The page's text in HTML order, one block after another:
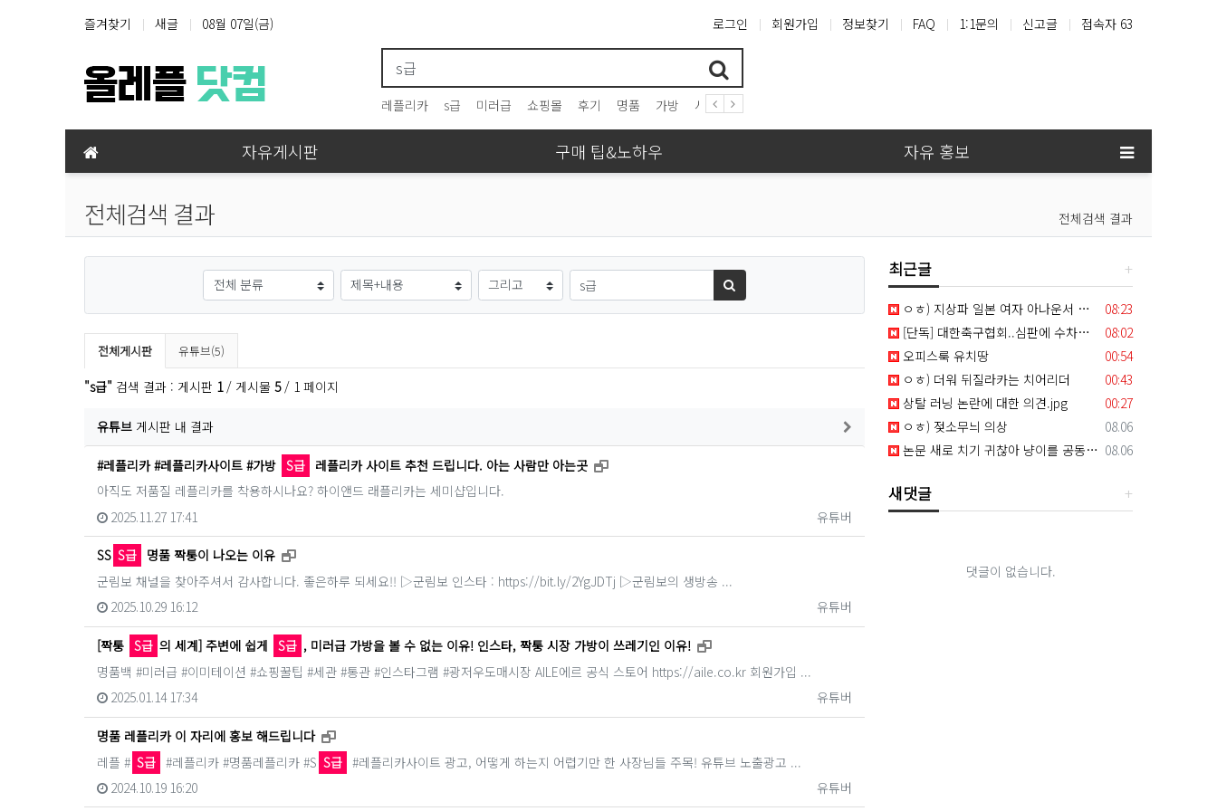
상단 네비
즐겨찾기 새글 08월 07일(금) 로그인 회원가입 정보찾기 FAQ 1:1문의 신고글 접속자 63
레플리카 s급 미러급 쇼핑몰 후기 명품 가방 시계 프라다
메인 메뉴 자유게시판 구매 팁&노하우 자유 홍보
전체검색 결과 전체검색 결과
그룹 검색조건 검색방법
검색어
검색하기
검색 게시판 목록
전체게시판 유튜브(5)
"s급" 검색 결과 : 게시판 1/ 게시물 5/ 1 페이지
유튜브 게시판 내 결과 게시판에서 더보기
#레플리카 #레플리카사이트 #가방 S급 레플리카 사이트 추천 드립니다. 아는 사람만 아는곳
새창으로 보기
아직도 저품질 레플리카를 착용하시나요? 하이앤드 래플리카는 세미샵입니다.
유튜버
2025.11.27 17:41
SS S급 명품 짝퉁이 나오는 이유
새창으로 보기
군림보 채널을 찾아주셔서 감사합니다. 좋은하루 되세요!! ▷군림보 인스타 : https://bit.ly/2YgJDTj ▷군림보의 생방송 ...
유튜버
2025.10.29 16:12
[짝퉁 S급 의 세계] 주변에 쉽게 S급 , 미러급 가방을 볼 수 없는 이유! 인스타, 짝퉁 시장 가방이 쓰레기인 이유!
새창으로 보기
명품백 #미러급 #이미테이션 #쇼핑꿀팁 #세관 #통관 #인스타그램 #광저우도매시장 AILE에르 공식 스토어 https://aile.co.kr 회원가입 ...
유튜버
2025.01.14 17:34
명품 레플리카 이 자리에 홍보 해드립니다
새창으로 보기
레플 # S급 #레플리카 #명품레플리카 #S S급 #레플리카사이트 광고, 어떻게 하는지 어렵기만 한 사장님들 주목! 유튜브 노출광고 ...
유튜버
2024.10.19 16:20
최근글
등록일
08:23
ㅇㅎ) 지상파 일본 여자 아나운서 속옷 모델 화보
등록일
08:02
[단독] 대한축구협회..심판에 수차례 성접대
등록일
00:54
오피스룩 유치땅
등록일
00:43
ㅇㅎ) 더워 뒤질라카는 치어리더
등록일
00:27
상탈 러닝 논란에 대한 의견.jpg
등록일
08.06
ㅇㅎ) 젖소무늬 의상
등록일
08.06
논문 새로 치기 귀찮아 냥이를 공동저자로 올린 교수 썰
새댓글
댓글이 없습니다.